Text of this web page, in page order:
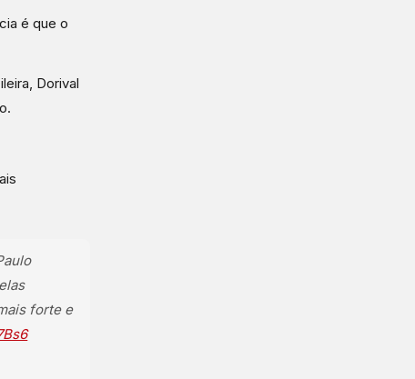
é que o
Dorival
forte e